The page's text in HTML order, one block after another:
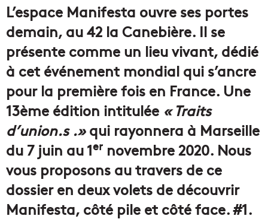
L’espace Manifesta ouvre ses portes
demain, au 42 la Canebière. Il se
présente comme un lieu vivant, dédié
à cet événement mondial qui s’ancre
pour la première fois en France. Une
13ème édition intitulée « Traits
d’union.s .»qui rayonnera à Marseille
du 7 juin au 1er novembre 2020. Nous
vous proposons au travers de ce
dossier en deux volets de découvrir
Manifesta, côté pile et côté face. #1.